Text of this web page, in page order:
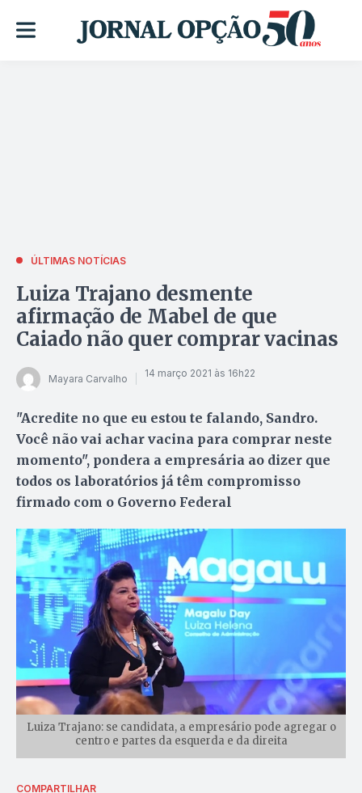
ÚLTIMAS NOTÍCIAS
Luiza Trajano desmente
afirmação de Mabel de que
Caiado não quer comprar vacinas
Mayara Carvalho 14 março 2021 às 16h22
"Acredite no que eu estou te falando, Sandro.
Você não vai achar vacina para comprar neste
momento", pondera a empresária ao dizer que
todos os laboratórios já têm compromisso
firmado com o Governo Federal
Luiza Trajano: se candidata, a empresário pode agregar o
centro e partes da esquerda e da direita
COMPARTILHAR